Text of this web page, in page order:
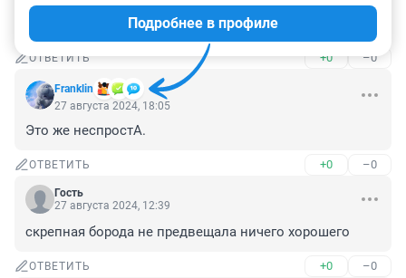
главная информации "он жил в Барнауле" )) в
Мааскву переехал сразу стал неадекват
ОТВЕТИТЬ +0 –0
Franklin
Подробнее в профиле
27 августа 2024, 18:05
Это же неспростА.
ОТВЕТИТЬ +0 –0
Гость
27 августа 2024, 12:39
скрепная борода не предвещала ничего хорошего
ОТВЕТИТЬ +0 –0